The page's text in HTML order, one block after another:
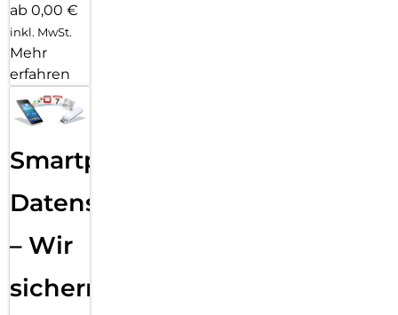
ab 0,00 €
inkl. MwSt.
Mehr
erfahren
Smartphone
Datensicherung
– Wir
sichern